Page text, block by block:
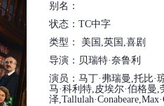
别名：
状态：TC中字
类型： 美国,英国,喜剧
导演：贝瑞特·奈鲁利
演员：马丁·弗瑞曼,托比·
马·科利特,皮埃尔·伯格曼,
泽